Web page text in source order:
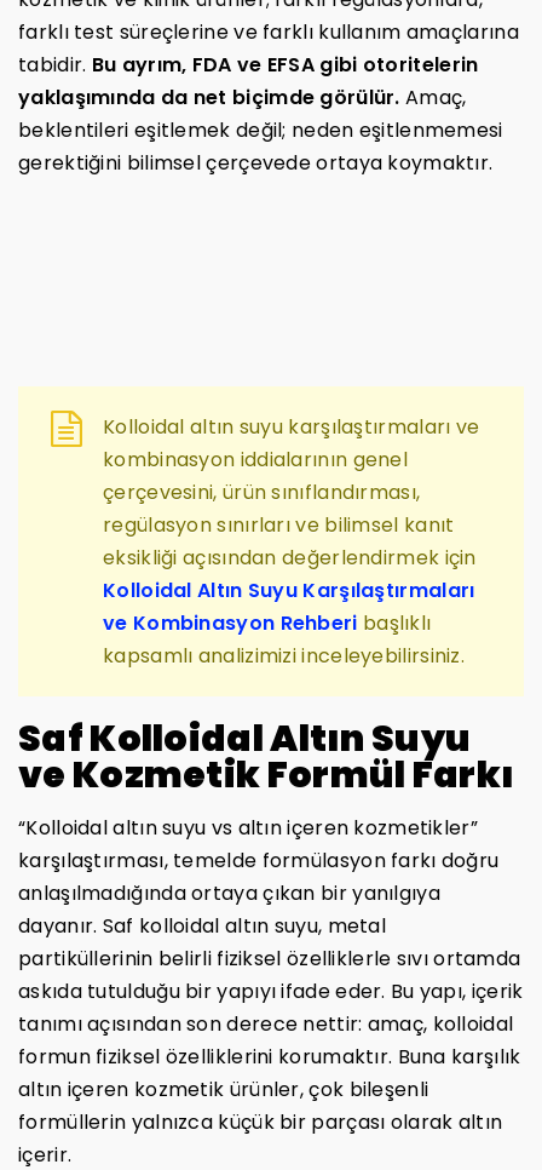
farklı test süreçlerine ve farklı kullanım amaçlarına
tabidir. Bu ayrım, FDA ve EFSA gibi otoritelerin
yaklaşımında da net biçimde görülür. Amaç,
beklentileri eşitlemek değil; neden eşitlenmemesi
gerektiğini bilimsel çerçevede ortaya koymaktır.
Kolloidal altın suyu karşılaştırmaları ve
kombinasyon iddialarının genel
çerçevesini, ürün sınıflandırması,
regülasyon sınırları ve bilimsel kanıt
eksikliği açısından değerlendirmek için
Kolloidal Altın Suyu Karşılaştırmaları
ve Kombinasyon Rehberi başlıklı
kapsamlı analizimizi inceleyebilirsiniz.
Saf Kolloidal Altın Suyu
ve Kozmetik Formül Farkı
“Kolloidal altın suyu vs altın içeren kozmetikler”
karşılaştırması, temelde formülasyon farkı doğru
anlaşılmadığında ortaya çıkan bir yanılgıya
dayanır. Saf kolloidal altın suyu, metal
partiküllerinin belirli fiziksel özelliklerle sıvı ortamda
askıda tutulduğu bir yapıyı ifade eder. Bu yapı, içerik
tanımı açısından son derece nettir: amaç, kolloidal
formun fiziksel özelliklerini korumaktır. Buna karşılık
altın içeren kozmetik ürünler, çok bileşenli
formüllerin yalnızca küçük bir parçası olarak altın
içerir.